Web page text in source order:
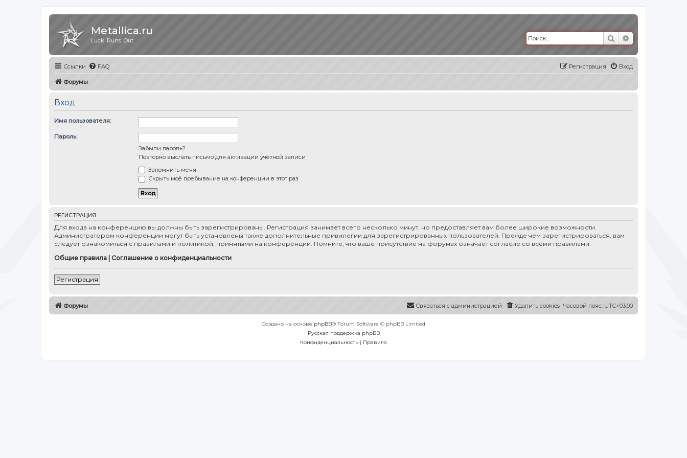
Metallica.ru
Luck. Runs. Out. Поиск
Ссылки FAQ Вход
Регистрация
Форумы
Вход
Имя пользователя:
Пароль:
Забыли пароль?
Повторно выслать письмо для активации учётной записи
Запомнить меня
Скрыть моё пребывание на конференции в этот раз
РЕГИСТРАЦИЯ
Для входа на конференцию вы должны быть зарегистрированы. Регистрация занимает всего несколько минут, но предоставляет вам более широкие возможности.
Администратором конференции могут быть установлены также дополнительные привилегии для зарегистрированных пользователей. Прежде чем зарегистрироваться, вам
следует ознакомиться с правилами и политикой, принятыми на конференции. Помните, что ваше присутствие на форумах означает согласие со всеми правилами.
Общие правила Соглашение о конфиденциальности
Регистрация
Форумы Часовой пояс: UTC+03:00
Удалить cookies
Связаться с администрацией
Создано на основе phpBB® Forum Software © phpBB Limited
Русская поддержка phpBB
Конфиденциальность | Правила